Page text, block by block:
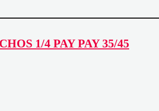
1/4 PAY PAY 35/45